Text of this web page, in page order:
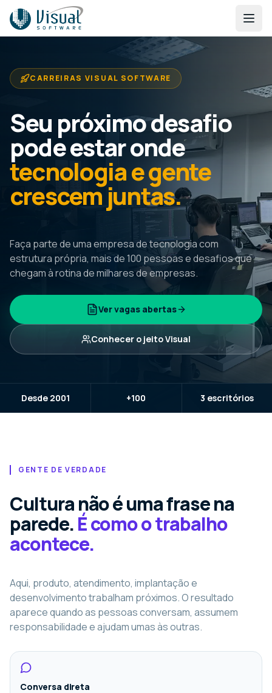
CARREIRAS VISUAL SOFTWARE
Seu próximo desafio
pode estar onde
tecnologia e gente
crescem juntas.
Faça parte de uma empresa de tecnologia com
estrutura própria, mais de 100 pessoas e desafios que
chegam à rotina de milhares de empresas.
Ver vagas abertas
Conhecer o jeito Visual
Desde 2001 +100 3 escritórios
GENTE DE VERDADE
Cultura não é uma frase na
parede.É como o trabalho
acontece.
Aqui, produto, atendimento, implantação e
desenvolvimento trabalham próximos. O resultado
aparece quando as pessoas conversam, assumem
responsabilidade e ajudam umas às outras.
Conversa direta